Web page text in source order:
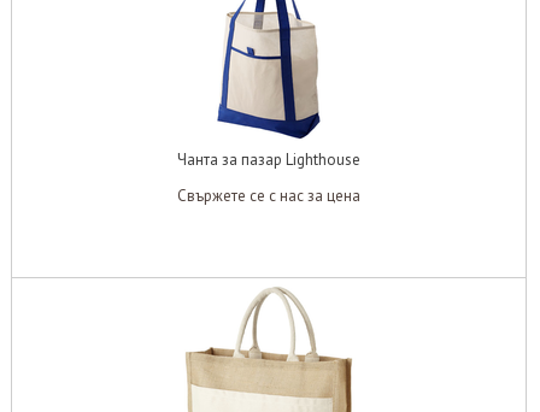
Чанта за пазар Lighthouse
Свържете се с нас за цена